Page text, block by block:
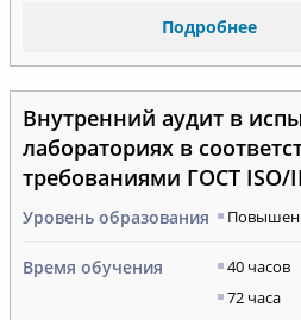
Подробнее
Внутренний аудит в
лабораториях в
требованиями ГОСТ ISO/
Уровень образования
Время обучения
40 часов
72 часа